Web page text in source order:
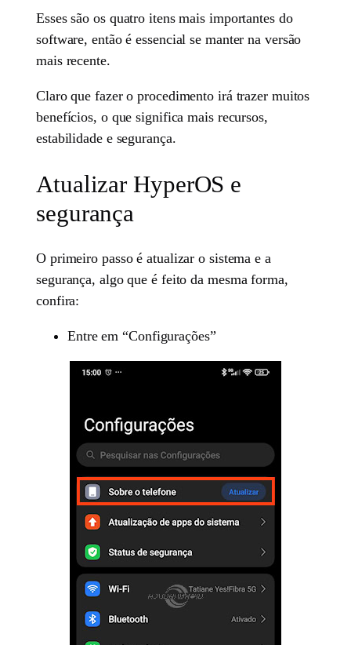
Esses são os quatro itens mais importantes do
software, então é essencial se manter na versão
mais recente.
Claro que fazer o procedimento irá trazer muitos
benefícios, o que significa mais recursos,
estabilidade e segurança.
Atualizar HyperOS e
segurança
O primeiro passo é atualizar o sistema e a
segurança, algo que é feito da mesma forma,
confira:
Entre em “Configurações”